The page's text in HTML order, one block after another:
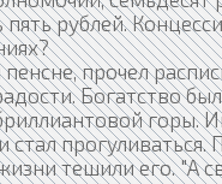
рублей.
прочел
Богатство
горы.
тешили его. "А